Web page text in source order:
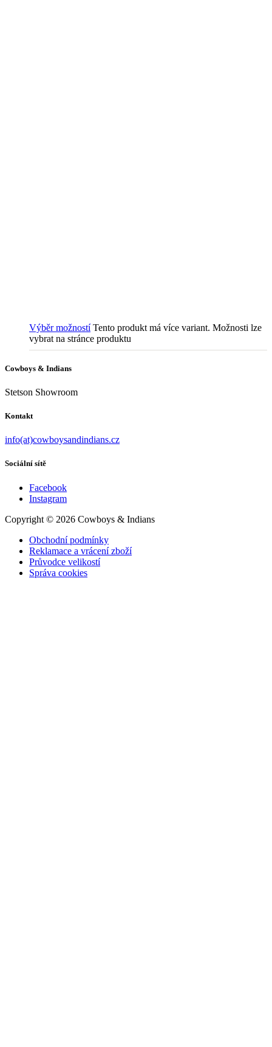
Výběr možností Tento produkt má více variant. Možnosti lze
vybrat na stránce produktu
Cowboys & Indians
Stetson Showroom
Kontakt
info(at)cowboysandindians.cz
Sociální sítě
Facebook
Instagram
Copyright © 2026 Cowboys & Indians
Obchodní podmínky
Reklamace a vrácení zboží
Průvodce velikostí
Správa cookies